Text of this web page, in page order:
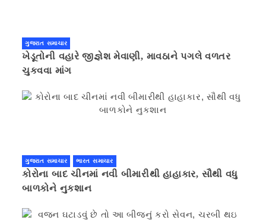
ગુજરાત સમાચાર
ખેડૂતોની વહારે જીજ્ઞેશ મેવાણી, માવઠાને પગલે વળતર
ચુકવવા માંગ
ગુજરાત સમાચાર ભારત સમાચાર
કોરોના બાદ ચીનમાં નવી બીમારીથી હાહાકાર, સૌથી વધુ
બાળકોને નુકશાન